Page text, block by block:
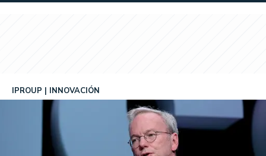
IPROUP INNOVACIÓN